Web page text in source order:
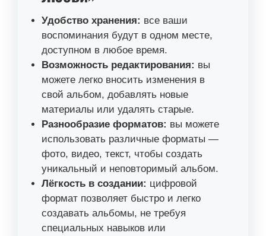
Удобство хранения: все ваши
воспоминания будут в одном месте,
доступном в любое время.
Возможность редактирования: вы
можете легко вносить изменения в
свой альбом, добавлять новые
материалы или удалять старые.
Разнообразие форматов: вы можете
использовать различные форматы —
фото, видео, текст, чтобы создать
уникальный и неповторимый альбом.
Лёгкость в создании: цифровой
формат позволяет быстро и легко
создавать альбомы, не требуя
специальных навыков или